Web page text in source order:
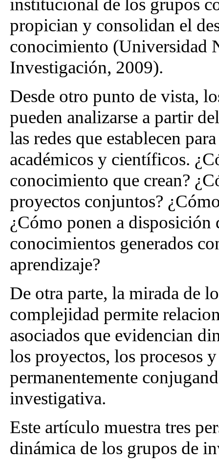
institucional de los grupos
propician y consolidan el
conocimiento (Universidad
Investigación, 2009).
Desde otro punto de vista,
pueden analizarse a partir
las redes que establecen
académicos y científicos.
conocimiento que crean?
proyectos conjuntos?
¿Cómo ponen a disposición
conocimientos generados
aprendizaje?
De otra parte, la mirada de
complejidad permite
asociados que evidencian
los proyectos, los procesos
permanentemente
investigativa.
Este artículo muestra tres
dinámica de los grupos de